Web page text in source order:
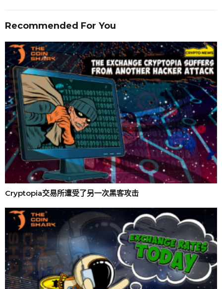
Recommended For You
Cryptopia交易所遭受了另一次黑客攻击